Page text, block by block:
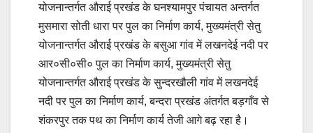
योजनान्तर्गत औराई प्रखंड के घनश्यामपुर पंचायत अन्तर्गत
मुसमारा सोती धारा पर पुल का निर्माण कार्य, मुख्यमंत्री सेतु
योजनान्तर्गत औराई प्रखंड के बसुआ गांव में लखनदेई नदी पर
आर०सी०सी० पुल का निर्माण कार्य, मुख्यमंत्री सेतु
योजनान्तर्गत औराई प्रखंड के सुन्दरखौली गांव में लखनदेई
नदी पर पुल का निर्माण कार्य, बन्दरा प्रखंड अंतर्गत बड़गाँव से
शंकरपुर तक पथ का निर्माण कार्य तेजी आगे बढ़ रहा है।